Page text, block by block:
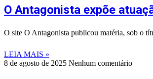
O Antagonista expõe
O site O Antagonista publicou matéria, sob o
LEIA MAIS »
8 de agosto de 2025 Nenhum comentário